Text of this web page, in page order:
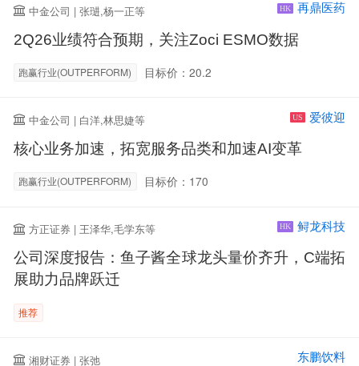
中金公司 | 张琎,杨一正等 HK 再鼎医药
2Q26业绩符合预期，关注Zoci ESMO数据
跑赢行业(OUTPERFORM) 目标价：20.2
中金公司 | 白洋,林思婕等 US 爱彼迎
核心业务加速，拓宽服务品类和加速AI变革
跑赢行业(OUTPERFORM) 目标价：170
方正证券 | 王泽华,毛学东等 HK 鲟龙科技
公司深度报告：鱼子酱全球龙头量价齐升，C端拓
展助力品牌跃迁
推荐
湘财证券 | 张弛 东鹏饮料